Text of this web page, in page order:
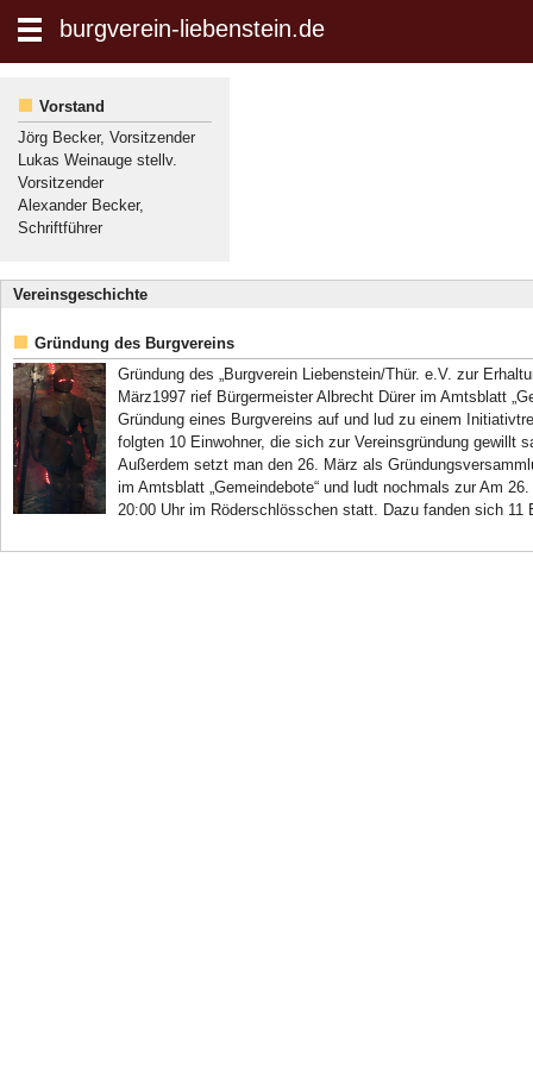
Suche: burgverein-liebenstein.de
Vorstand
Jörg Becker, Vorsitzender
Lukas Weinauge stellv.
Vorsitzender
Alexander Becker,
Schriftführer
Vereinsgeschichte
Gründung des Burgvereins
Gründung des „Burgverein Liebenstein/Thür. e.V. zur
März1997 rief Bürgermeister Albrecht Dürer im Amtsblatt
Gründung eines Burgvereins auf und lud zu einem
folgten 10 Einwohner, die sich zur Vereinsgründung gewillt
Außerdem setzt man den 26. März als
im Amtsblatt „Gemeindebote“ und ludt nochmals zur Am
20:00 Uhr im Röderschlösschen statt. Dazu fanden sich 11